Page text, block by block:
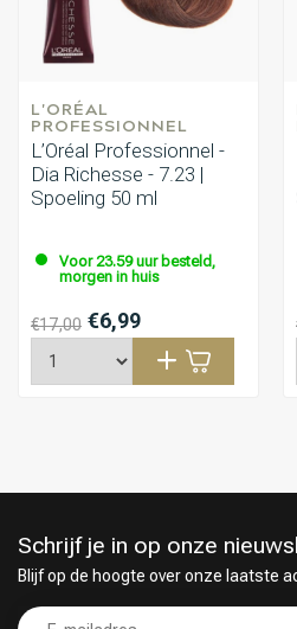
L'ORÉAL
PROFESSIONNEL
L’Oréal Professionnel -
Dia Richesse - 7.23 |
Spoeling 50 ml
Voor 23.59 uur besteld,
morgen in huis
€17,00 €6,99
Schrijf je in op onze
Blijf op de hoogte over onze laatste